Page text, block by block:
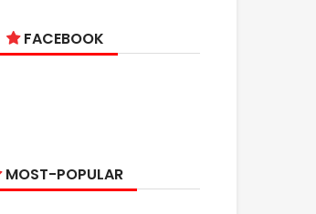
FACEBOOK
MOST-POPULAR